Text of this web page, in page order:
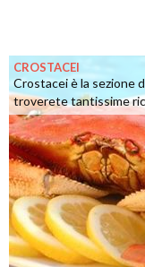
CROSTACEI
Crostacei è la sezione
troverete tantissime